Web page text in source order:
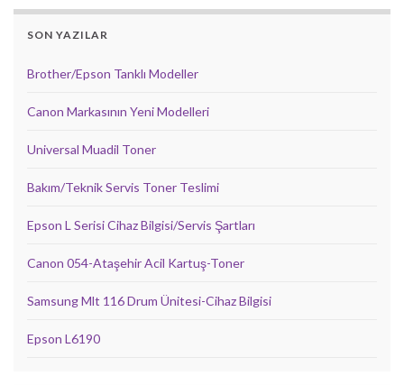
SON YAZILAR
Brother/Epson Tanklı Modeller
Canon Markasının Yeni Modelleri
Universal Muadil Toner
Bakım/Teknik Servis Toner Teslimi
Epson L Serisi Cihaz Bilgisi/Servis Şartları
Canon 054-Ataşehir Acil Kartuş-Toner
Samsung Mlt 116 Drum Ünitesi-Cihaz Bilgisi
Epson L6190